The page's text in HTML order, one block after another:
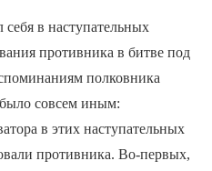
в наступательных
противника в битве под
полковника
совсем иным:
в этих наступательных
противника. Во-первых,